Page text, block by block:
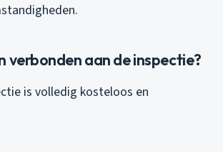
verbonden aan de inspectie?
is volledig kosteloos en